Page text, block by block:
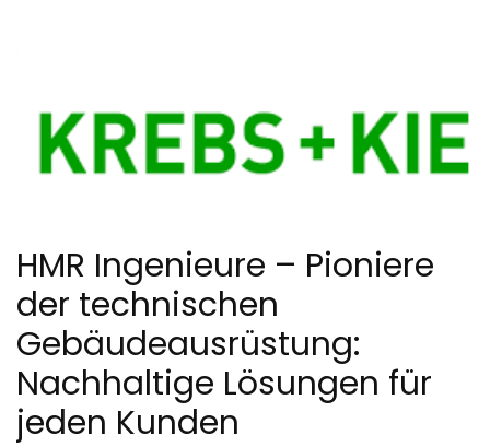
HMR Ingenieure – Pioniere
der technischen
Gebäudeausrüstung:
Nachhaltige Lösungen für
jeden Kunden